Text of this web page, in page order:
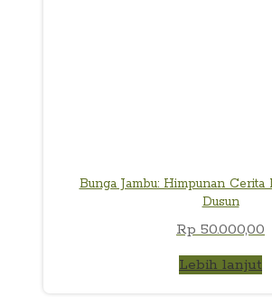
Bunga Jambu: Himpunan Cerita
Dusun
Rp 50.000,00
Lebih lanjut